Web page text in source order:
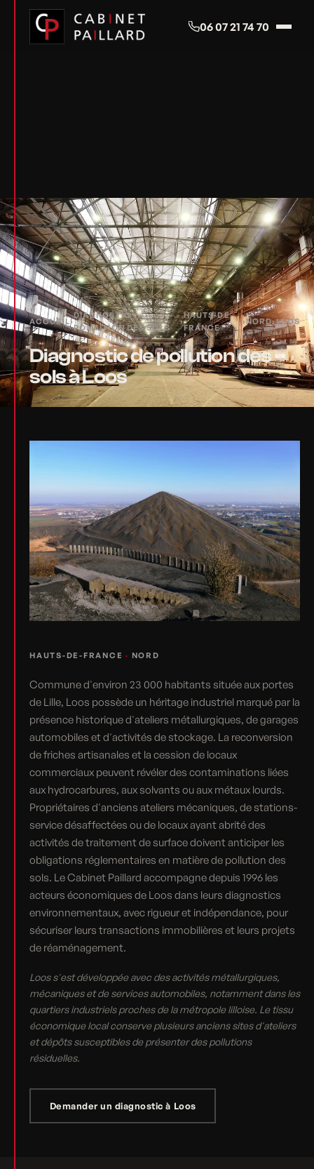
06 07 21 74 70
ACCUEIL›
DIAGNOSTIC
POLLUTION DES SOLS
›
HAUTS-DE-
FRANCE
›NORD›LOOS
Diagnostic de pollution des
sols à Loos
HAUTS-DE-FRANCE · NORD
Commune d'environ 23 000 habitants située aux portes
de Lille, Loos possède un héritage industriel marqué par la
présence historique d'ateliers métallurgiques, de garages
automobiles et d'activités de stockage. La reconversion
de friches artisanales et la cession de locaux
commerciaux peuvent révéler des contaminations liées
aux hydrocarbures, aux solvants ou aux métaux lourds.
Propriétaires d'anciens ateliers mécaniques, de stations-
service désaffectées ou de locaux ayant abrité des
activités de traitement de surface doivent anticiper les
obligations réglementaires en matière de pollution des
sols. Le Cabinet Paillard accompagne depuis 1996 les
acteurs économiques de Loos dans leurs diagnostics
environnementaux, avec rigueur et indépendance, pour
sécuriser leurs transactions immobilières et leurs projets
de réaménagement.
Loos s'est développée avec des activités métallurgiques,
mécaniques et de services automobiles, notamment dans les
quartiers industriels proches de la métropole lilloise. Le tissu
économique local conserve plusieurs anciens sites d'ateliers
et dépôts susceptibles de présenter des pollutions
résiduelles.
Demander un diagnostic à Loos
Panneau de gestion des cookies